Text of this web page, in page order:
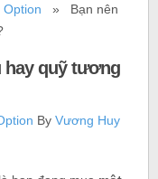
Option » Bạn nên
hay quỹ tương
ByVương Huy